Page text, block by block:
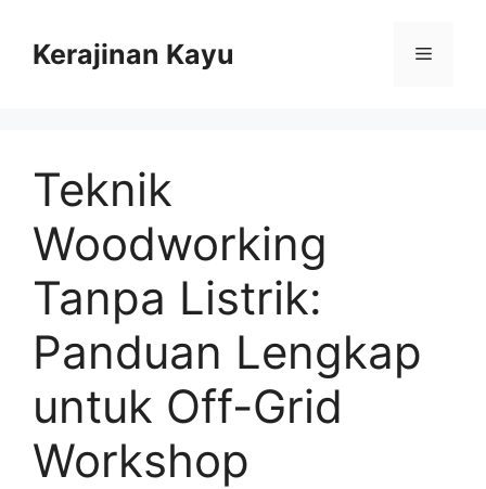
contentKerajinan Kayu Menu
Teknik
Woodworking
Tanpa Listrik:
Panduan Lengkap
untuk Off-Grid
Workshop